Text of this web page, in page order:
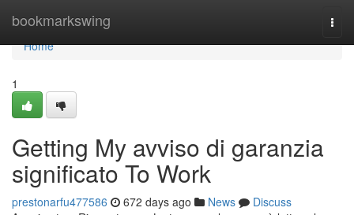
bookmarkswing
Home
Home
1
Getting My avviso di garanzia
significato To Work
prestonarfu477586 672 days ago News
Discuss